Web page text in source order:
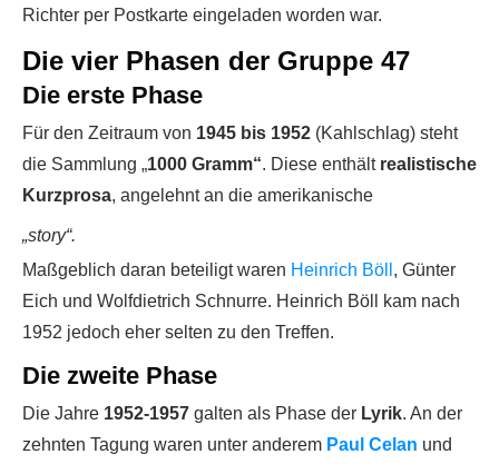
Richter per Postkarte eingeladen worden war.
Die vier Phasen der Gruppe 47
Die erste Phase
Für den Zeitraum von 1945 bis 1952 (Kahlschlag) steht
die Sammlung „1000 Gramm“. Diese enthält realistische
Kurzprosa, angelehnt an die amerikanische
„story“.
Maßgeblich daran beteiligt waren Heinrich Böll , Günter
Eich und Wolfdietrich Schnurre. Heinrich Böll kam nach
1952 jedoch eher selten zu den Treffen.
Die zweite Phase
Die Jahre 1952-1957 galten als Phase der Lyrik. An der
zehnten Tagung waren unter anderem Paul Celan und